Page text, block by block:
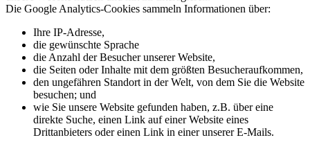
Die Google Analytics-Cookies sammeln Informationen über:
Ihre IP-Adresse,
die gewünschte Sprache
die Anzahl der Besucher unserer Website,
die Seiten oder Inhalte mit dem größten Besucheraufkommen,
den ungefähren Standort in der Welt, von dem Sie die Website
besuchen; und
wie Sie unsere Website gefunden haben, z.B. über eine
direkte Suche, einen Link auf einer Website eines
Drittanbieters oder einen Link in einer unserer E-Mails.